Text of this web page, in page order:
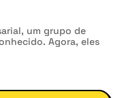
um grupo de
Agora, eles